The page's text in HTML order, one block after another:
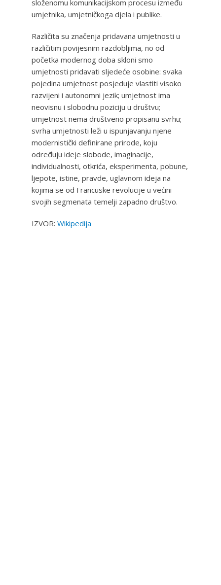
složenomu komunikacijskom procesu između
umjetnika, umjetničkoga djela i publike.
Različita su značenja pridavana umjetnosti u
različitim povijesnim razdobljima, no od
početka modernog doba skloni smo
umjetnosti pridavati sljedeće osobine: svaka
pojedina umjetnost posjeduje vlastiti visoko
razvijeni i autonomni jezik; umjetnost ima
neovisnu i slobodnu poziciju u društvu;
umjetnost nema društveno propisanu svrhu;
svrha umjetnosti leži u ispunjavanju njene
modernistički definirane prirode, koju
određuju ideje slobode, imaginacije,
individualnosti, otkrića, eksperimenta, pobune,
ljepote, istine, pravde, uglavnom ideja na
kojima se od Francuske revolucije u većini
svojih segmenata temelji zapadno društvo.
IZVOR: Wikipedija